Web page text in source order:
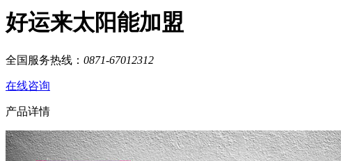
好运来太阳能加盟
全国服务热线： 0871-67012312
在线咨询
产品详情